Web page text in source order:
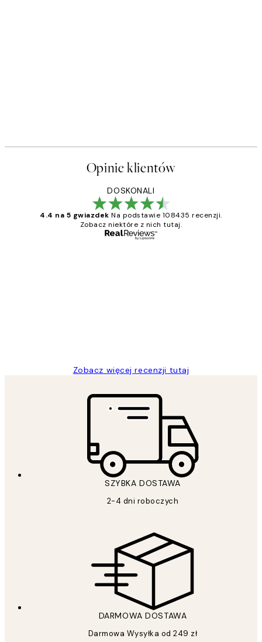
Opinie klientów
DOSKONALI
4.4 na 5 gwiazdek Na podstawie 108435 recenzji.
Zobacz niektóre z nich tutaj.
Zobacz więcej recenzji tutaj
SZYBKA DOSTAWA
2-4 dni roboczych
DARMOWA DOSTAWA
Darmowa Wysyłka od 249 zł